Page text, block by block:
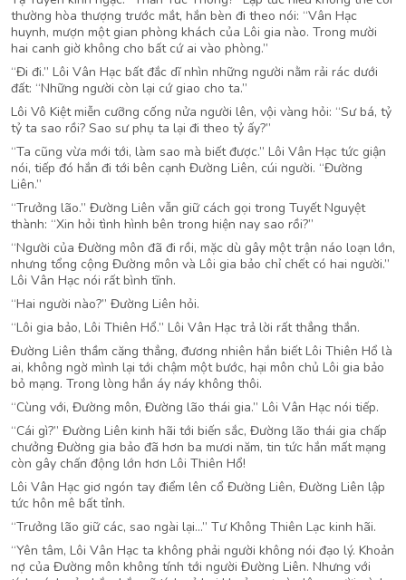
thường hòa thượng trước mắt, hắn bèn đi theo nói: “Vân Hạc
huynh, mượn một gian phòng khách của Lôi gia nào. Trong mười
hai canh giờ không cho bất cứ ai vào phòng.”
“Đi đi.” Lôi Vân Hạc bất đắc dĩ nhìn những người nằm rải rác dưới
đất: “Những người còn lại cứ giao cho ta.”
Lôi Vô Kiệt miễn cưỡng cống nửa người lên, vội vàng hỏi: “Sư bá, tỷ
tỷ ta sao rồi? Sao sư phụ ta lại đi theo tỷ ấy?”
“Ta cũng vừa mới tới, làm sao mà biết được.” Lôi Vân Hạc tức giận
nói, tiếp đó hắn đi tới bên cạnh Đường Liên, cúi người. “Đường
Liên.”
“Trưởng lão.” Đường Liên vẫn giữ cách gọi trong Tuyết Nguyệt
thành: “Xin hỏi tình hình bên trong hiện nay sao rồi?”
“Người của Đường môn đã đi rồi, mặc dù gây một trận náo loạn lớn,
nhưng tổng cộng Đường môn và Lôi gia bảo chỉ chết có hai người.”
Lôi Vân Hạc nói rất bình tĩnh.
“Hai người nào?” Đường Liên hỏi.
“Lôi gia bảo, Lôi Thiên Hổ.” Lôi Vân Hạc trả lời rất thẳng thắn.
Đường Liên thầm căng thẳng, đương nhiên hắn biết Lôi Thiên Hổ là
ai, không ngờ mình lại tới chậm một bước, hại môn chủ Lôi gia bảo
bỏ mạng. Trong lòng hắn áy náy không thôi.
“Cùng với, Đường môn, Đường lão thái gia.” Lôi Vân Hạc nói tiếp.
“Cái gì?” Đường Liên kinh hãi tới biến sắc, Đường lão thái gia chấp
chưởng Đường gia bảo đã hơn ba mươi năm, tin tức hắn mất mạng
còn gây chấn động lớn hơn Lôi Thiên Hổ!
Lôi Vân Hạc giơ ngón tay điểm lên cổ Đường Liên, Đường Liên lập
tức hôn mê bất tỉnh.
“Trưởng lão giữ các, sao ngài lại…” Tư Không Thiên Lạc kinh hãi.
“Yên tâm, Lôi Vân Hạc ta không phải người không nói đạo lý. Khoản
nợ của Đường môn không tính tới người Đường Liên. Nhưng với